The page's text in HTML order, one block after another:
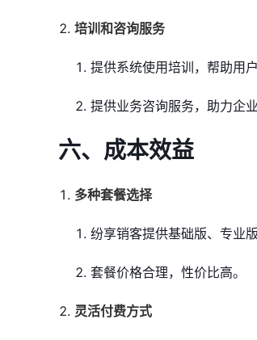
培训和咨询服务
提供系统使用培训，帮助用
提供业务咨询服务，助力企
六、成本效益
多种套餐选择
纷享销客提供基础版、专业
套餐价格合理，性价比高。
灵活付费方式